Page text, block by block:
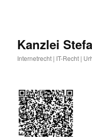
Kanzlei
Internetrecht | IT-Recht |